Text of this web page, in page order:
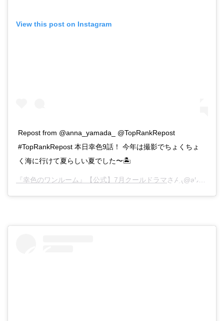
View this post on Instagram
Repost from @anna_yamada_ @TopRankRepost
#TopRankRepost 本日幸色9話！ 今年は撮影でちょくちょ
く海に行けて夏らしい夏でした〜🏝
『幸色のワンルーム』【公式】7月クールドラマさん(@abc_sachiiro)がシェアした投稿 –